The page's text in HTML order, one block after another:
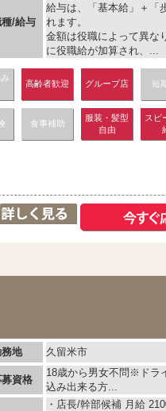
/給与
給与は、「基本給」＋「
れます。
金額は役職によって異な
に役職給が加算され、...
高齢者歓迎 グループ店 短
食事補助
服装・髪型
自由
スピ
地 久留米市
募資格
18歳から男女不問※ドラ
込み出来る方...
・店長/幹部候補 月給